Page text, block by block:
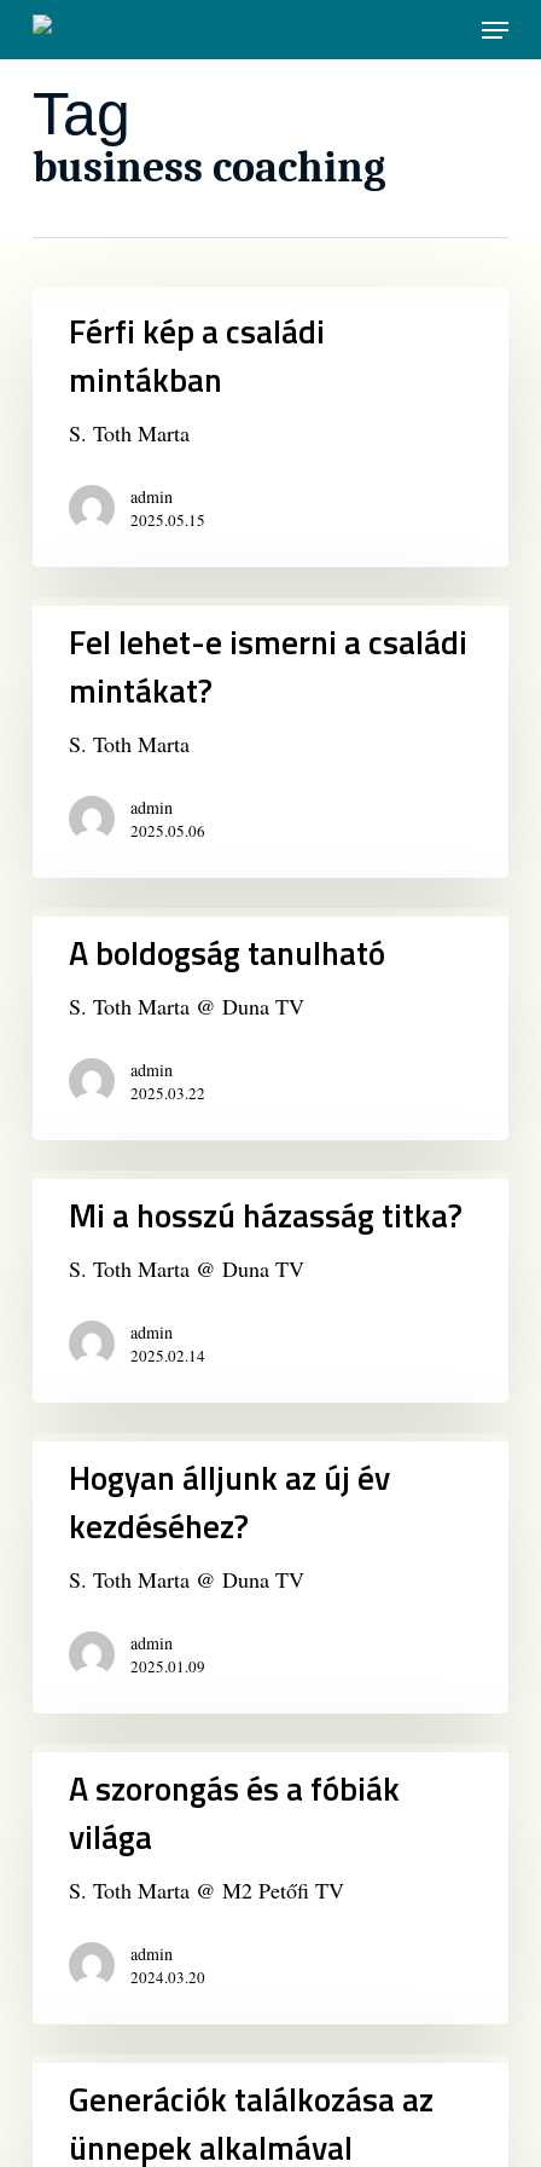
Skip
content
Menu
Tag
business coaching
családi
mintákban
Férfi kép a családi
mintákban
S. Toth Marta
admin
2025.05.15
lehet-
ismerni
családi
mintákat?
Fel lehet-e ismerni a családi
mintákat?
S. Toth Marta
admin
2025.05.06
boldogság
A boldogság tanulható
S. Toth Marta @ Duna TV
admin
2025.03.22
házasság
Mi a hosszú házasság titka?
S. Toth Marta @ Duna TV
admin
2025.02.14
Hogyan
álljunk
kezdéséhez?
Hogyan álljunk az új év
kezdéséhez?
S. Toth Marta @ Duna TV
admin
2025.01.09
szorongás
fóbiák
világa
A szorongás és a fóbiák
világa
S. Toth Marta @ M2 Petőfi TV
admin
2024.03.20
Generációk
találkozása
ünnepek
Generációk találkozása az
ünnepek alkalmával